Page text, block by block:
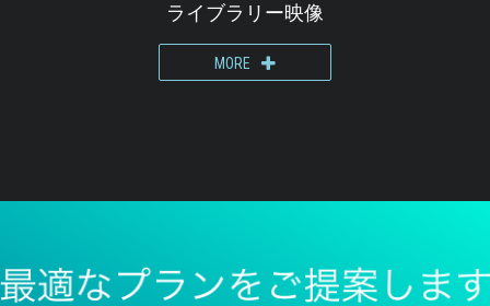
ライブラリー映像
MORE